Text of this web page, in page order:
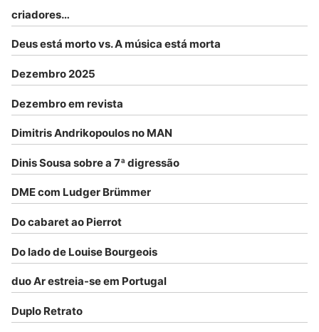
criadores…
Deus está morto vs. A música está morta
Dezembro 2025
Dezembro em revista
Dimitris Andrikopoulos no MAN
Dinis Sousa sobre a 7ª digressão
DME com Ludger Brümmer
Do cabaret ao Pierrot
Do lado de Louise Bourgeois
duo Ar estreia-se em Portugal
Duplo Retrato